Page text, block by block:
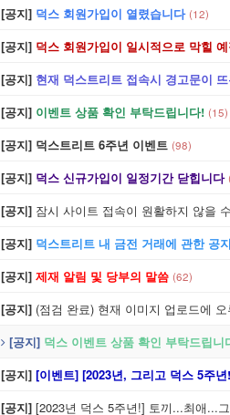
[공지] 덕스 회원가입이 열렸습니다 (12)
[공지] 덕스 회원가입이 일시적으로 막힐
[공지] 현재 덕스트리트 접속시 경고문이
[공지] 이벤트 상품 확인 부탁드립니다! (15)
[공지] 덕스트리트 6주년 이벤트 (98)
[공지] 덕스 신규가입이 일정기간 닫힙니다
[공지] 잠시 사이트 접속이 원활하지 않을
[공지] 덕스트리트 내 금전 거래에 관한 공
[공지] 제재 알림 및 당부의 말씀 (62)
[공지] (점검 완료) 현재 이미지 업로드에
[공지] 덕스 이벤트 상품 확인 부탁드립니
[공지] [이벤트] [2023년, 그리고 덕스 5주
[공지] [2023년 덕스 5주년!] 토끼...최애...